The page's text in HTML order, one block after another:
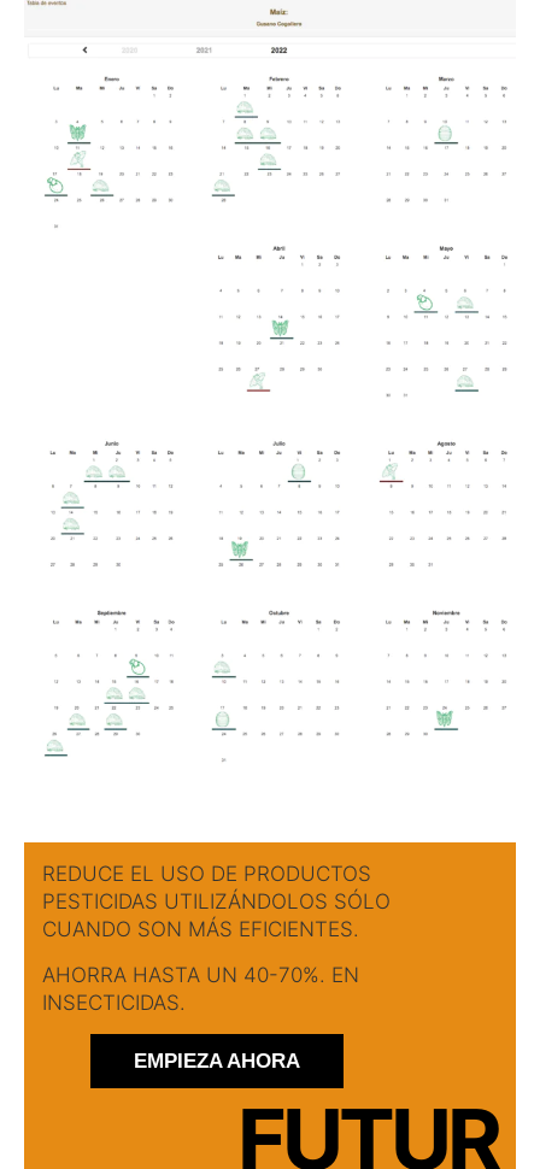
REDUCE EL USO DE PRODUCTOS
PESTICIDAS UTILIZÁNDOLOS SÓLO
CUANDO SON MÁS EFICIENTES.
AHORRA HASTA UN 40-70%. EN
INSECTICIDAS.
EMPIEZA AHORA
FUTUR